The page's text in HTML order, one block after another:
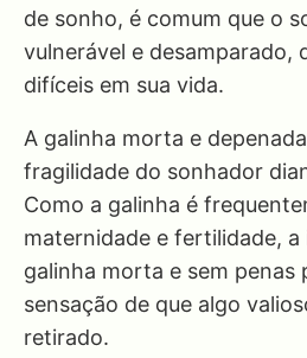
de sonho, é comum que o
vulnerável e desamparado,
difíceis em sua vida.
A galinha morta e
fragilidade do sonhador
Como a galinha é
maternidade e fertilidade, a
galinha morta e sem penas
sensação de que algo
retirado.